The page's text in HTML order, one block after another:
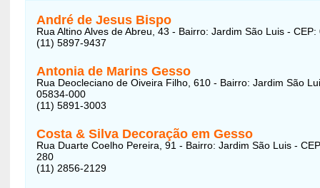
André de Jesus Bispo
Rua Altino Alves de Abreu, 43 - Bairro: Jardim São Luis -
(11) 5897-9437
Antonia de Marins Gesso
Rua Deocleciano de Oiveira Filho, 610 - Bairro: Jardim São
05834-000
(11) 5891-3003
Costa & Silva Decoração em Gesso
Rua Duarte Coelho Pereira, 91 - Bairro: Jardim São Luis -
280
(11) 2856-2129